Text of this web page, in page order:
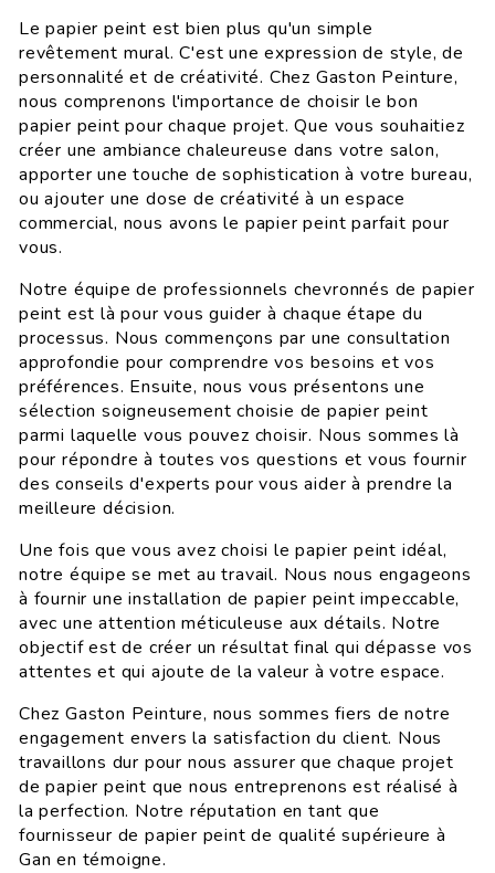
Le papier peint est bien plus qu'un simple
revêtement mural. C'est une expression de style, de
personnalité et de créativité. Chez Gaston Peinture,
nous comprenons l'importance de choisir le bon
papier peint pour chaque projet. Que vous souhaitiez
créer une ambiance chaleureuse dans votre salon,
apporter une touche de sophistication à votre bureau,
ou ajouter une dose de créativité à un espace
commercial, nous avons le papier peint parfait pour
vous.
Notre équipe de professionnels chevronnés de papier
peint est là pour vous guider à chaque étape du
processus. Nous commençons par une consultation
approfondie pour comprendre vos besoins et vos
préférences. Ensuite, nous vous présentons une
sélection soigneusement choisie de papier peint
parmi laquelle vous pouvez choisir. Nous sommes là
pour répondre à toutes vos questions et vous fournir
des conseils d'experts pour vous aider à prendre la
meilleure décision.
Une fois que vous avez choisi le papier peint idéal,
notre équipe se met au travail. Nous nous engageons
à fournir une installation de papier peint impeccable,
avec une attention méticuleuse aux détails. Notre
objectif est de créer un résultat final qui dépasse vos
attentes et qui ajoute de la valeur à votre espace.
Chez Gaston Peinture, nous sommes fiers de notre
engagement envers la satisfaction du client. Nous
travaillons dur pour nous assurer que chaque projet
de papier peint que nous entreprenons est réalisé à
la perfection. Notre réputation en tant que
fournisseur de papier peint de qualité supérieure à
Gan en témoigne.